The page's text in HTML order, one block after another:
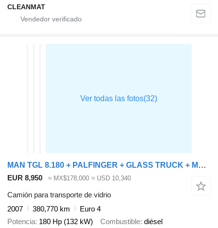
CLEANMAT
MAN TGL 8.180 + PALFINGER + GLASS TRUCK + MANUAL
EUR 8,950 ≈ MX$178,000 ≈ USD 10,340
Camión para transporte de vidrio
2007
380,770 km
Euro 4
Potencia 180 Hp (132 kW) Combustible diésel